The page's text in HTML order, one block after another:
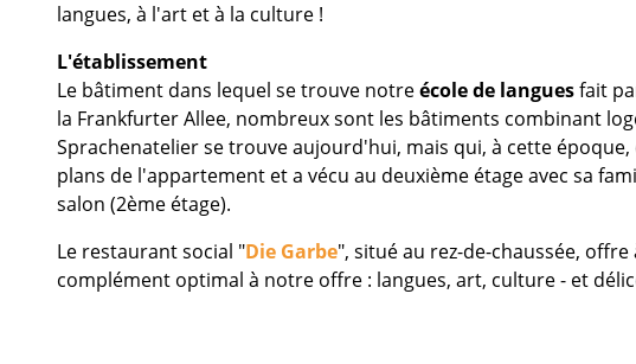
langues, à l'art et à la culture !
L'établissement
Le bâtiment dans lequel se trouve notreécole de languesfait
la Frankfurter Allee, nombreux sont les bâtiments combinant
Sprachenatelier se trouve aujourd'hui, mais qui, à cette
plans de l'appartement et a vécu au deuxième étage avec sa
salon (2ème étage).
Le restaurant social "Die Garbe", situé au rez-de-chaussée,
complément optimal à notre offre : langues, art, culture - et